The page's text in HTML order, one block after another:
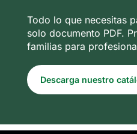
Todo lo que necesitas
solo documento PDF.
familias para
Descarga nuestro